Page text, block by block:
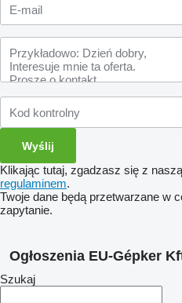
Klikając tutaj, zgadzasz się z naszą
regulaminem.
Twoje dane będą przetwarzane w
zapytanie.
Ogłoszenia EU-Gépker
Szukaj